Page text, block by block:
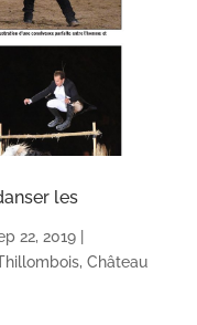
les
22, 2019|
, Château